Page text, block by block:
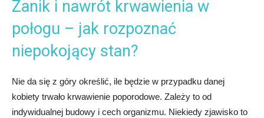
Zanik i nawrót krwawienia w
połogu – jak rozpoznać
niepokojący stan?
Nie da się z góry określić, ile będzie w przypadku danej
kobiety trwało krwawienie poporodowe. Zależy to od
indywidualnej budowy i cech organizmu. Niekiedy zjawisko to